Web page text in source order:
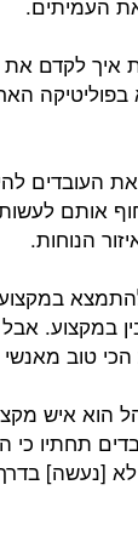
איך לקדם את
העובדים
אותם
הנוחות.
במקצוע.
טוב
הוא איש
תחתיו כי
[נעשה]